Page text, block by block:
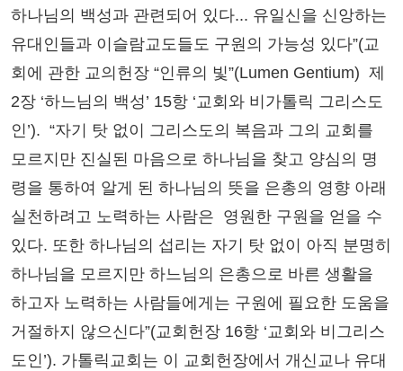
하나님의 백성과 관련되어 있다... 유일신을 신앙하는
유대인들과 이슬람교도들도 구원의 가능성 있다”(교
회에 관한 교의헌장 “인류의 빛”(Lumen Gentium) 제
2장 ‘하느님의 백성’ 15항 ‘교회와 비가톨릭 그리스도
인’). “자기 탓 없이 그리스도의 복음과 그의 교회를
모르지만 진실된 마음으로 하나님을 찾고 양심의 명
령을 통하여 알게 된 하나님의 뜻을 은총의 영향 아래
실천하려고 노력하는 사람은 영원한 구원을 얻을 수
있다. 또한 하나님의 섭리는 자기 탓 없이 아직 분명히
하나님을 모르지만 하느님의 은총으로 바른 생활을
하고자 노력하는 사람들에게는 구원에 필요한 도움을
거절하지 않으신다”(교회헌장 16항 ‘교회와 비그리스
도인’). 가톨릭교회는 이 교회헌장에서 개신교나 유대